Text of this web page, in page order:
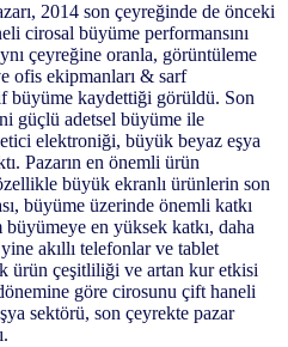
2014 son çeyreğinde de önceki
cirosal büyüme performansını
çeyreğine oranla, görüntüleme
ofis ekipmanları & sarf
büyüme kaydettiği görüldü. Son
güçlü adetsel büyüme ile
elektroniği, büyük beyaz eşya
Pazarın en önemli ürün
büyük ekranlı ürünlerin son
büyüme üzerinde önemli katkı
en yüksek katkı, daha
akıllı telefonlar ve tablet
ürün çeşitliliği ve artan kur etkisi
göre cirosunu çift haneli
sektörü, son çeyrekte pazar